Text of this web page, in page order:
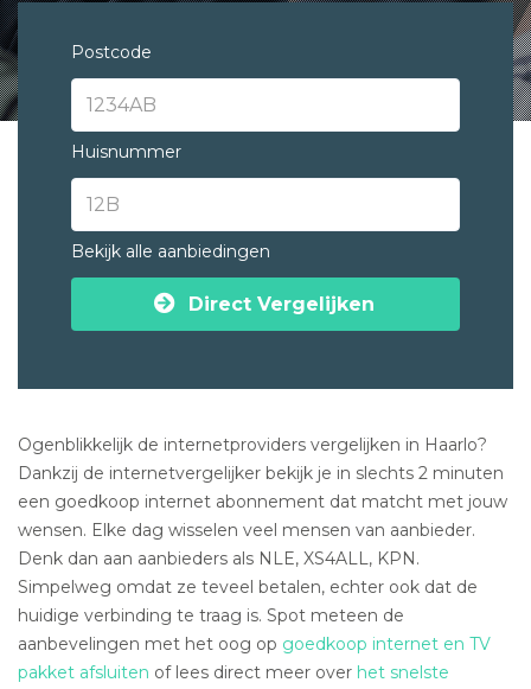
Postcode
Huisnummer
Bekijk alle aanbiedingen
Direct Vergelijken
Ogenblikkelijk de internetproviders vergelijken in Haarlo?
Dankzij de internetvergelijker bekijk je in slechts 2 minuten
een goedkoop internet abonnement dat matcht met jouw
wensen. Elke dag wisselen veel mensen van aanbieder.
Denk dan aan aanbieders als NLE, XS4ALL, KPN.
Simpelweg omdat ze teveel betalen, echter ook dat de
huidige verbinding te traag is. Spot meteen de
aanbevelingen met het oog op goedkoop internet en TV
pakket afsluiten of lees direct meer over het snelste